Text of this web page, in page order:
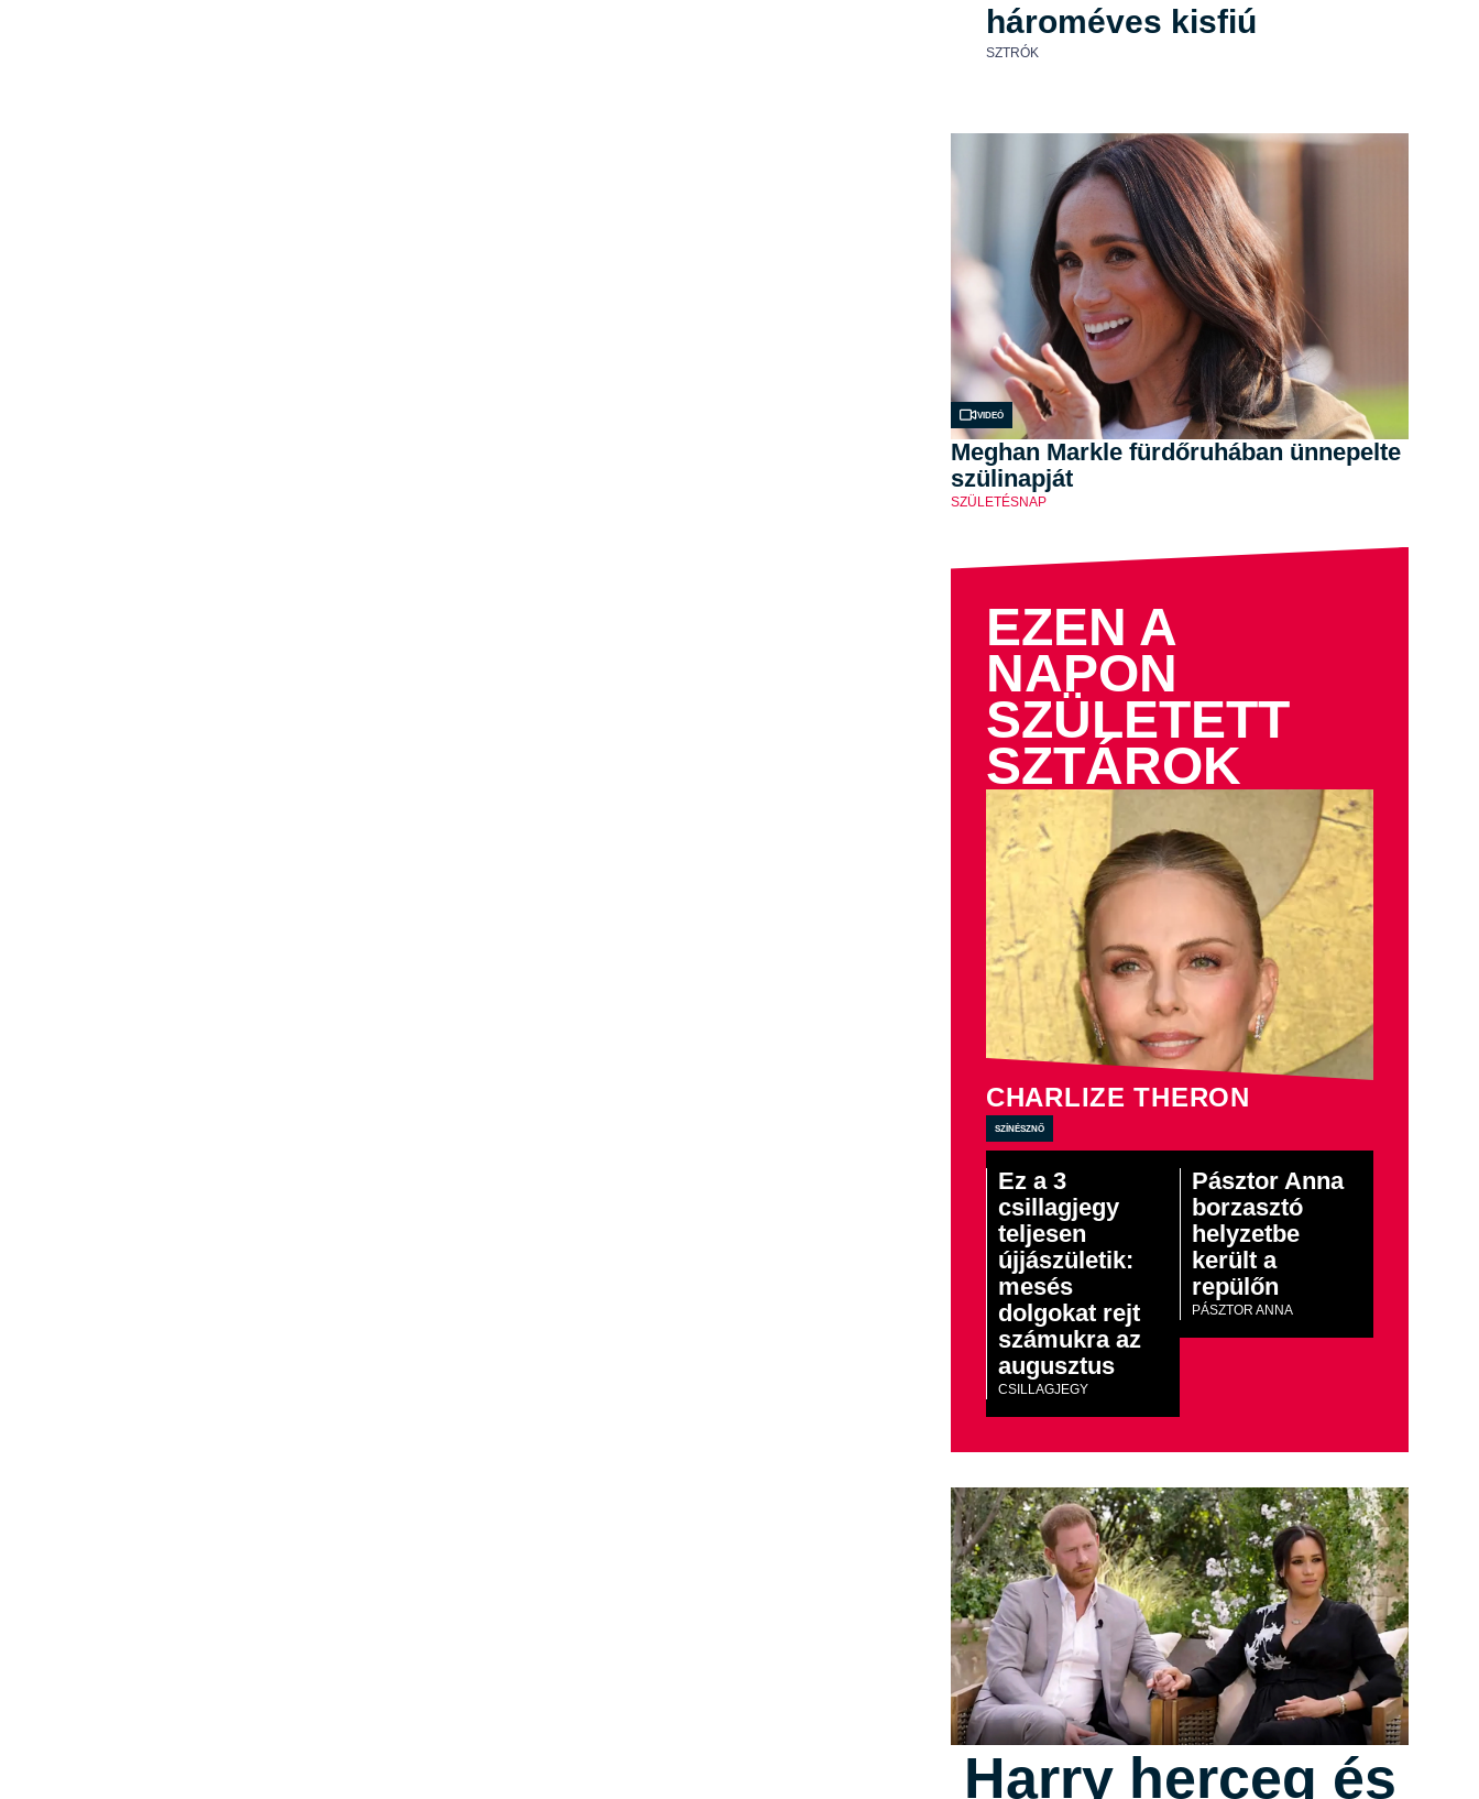
hároméves kisfiú
SZTRÓK
Videó
Meghan Markle fürdőruhában ünnepelte
szülinapját
SZÜLETÉSNAP
EZEN A
NAPON
SZÜLETETT
SZTÁROK
CHARLIZE THERON
színésznő
Ez a 3
csillagjegy
teljesen
újjászületik:
mesés
dolgokat rejt
számukra az
augusztus
CSILLAGJEGY
Pásztor Anna
borzasztó
helyzetbe
került a
repülőn
PÁSZTOR ANNA
Harry herceg és